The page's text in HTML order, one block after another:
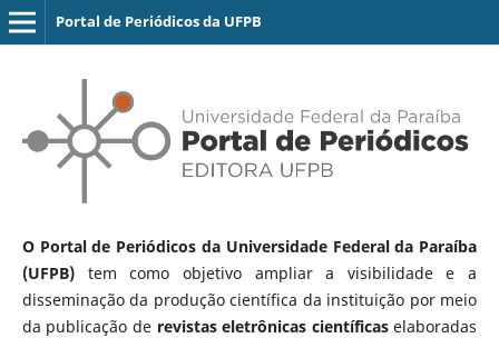
Portal de Periódicos da UFPB
O Portal de Periódicos da Universidade Federal da Paraíba
(UFPB)tem como objetivo ampliar a visibilidade e a
disseminação da produção científica da instituição por meio
da publicação de revistas eletrônicas científicaselaboradas